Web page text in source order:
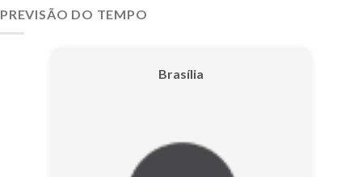
PREVISÃO DO TEMPO
Brasília